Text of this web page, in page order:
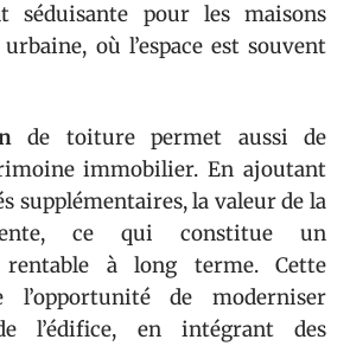
séduisante pour les maisons
où l’espace est souvent
de toiture permet aussi de
immobilier. En ajoutant
supplémentaires, la valeur de la
ce qui constitue un
rentable à long terme. Cette
l’opportunité de moderniser
l’édifice, en intégrant des